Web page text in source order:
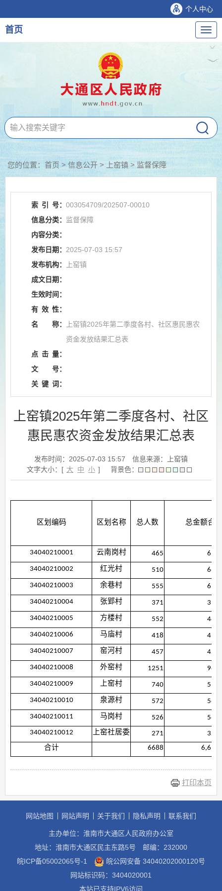
个人中心
导
航
首页
您的位置： 首页>信息公开> 上窑镇> 监督保障
索 引 号： 003054709/202507-00010
信息分类： 监督保障
内容分类：
发布日期： 2025-07-03 15:57
发布机构：
上窑镇
成文日期：
生效时间：
有 效 性：
名
称：
上窑镇2025年第二季度各村、社区惠民惠农
资金发放结果汇总表
点 击 量：
文
号：
关 键 词：
上窑镇2025年第二季度各村、社区
惠民惠农资金发放结果汇总表
发布时间：2025-07-03 15:57
信息来源：上窑镇
文字大小：[ 大 中 小 ] 背景色：
区划编码 区划名称 总人数 总金额合计
34040210001 云南岗村 465
34040210002 红光村 510
34040210003 余巷村 555
34040210004 张郢村 371
34040210005 方楼村 552
34040210006 马庙村 418
34040210007 窑河村 457
34040210008 外窑村 1251
34040210009 上窑村 740
34040210010 泉源村 572
34040210011 马岗村 526
34040210012
上窑社居委 271
合计
6688
打印本页
网站地图 网站声明 关于我们 隐私声明 联系我们
主办单位：淮南市大通区人民政府办公室
地址：淮南市大通区民主东路5号
邮编：232000
皖ICP备05002065号-1
皖公网安备 34040202000120号
网站标识码：3404020001
本站已支持IPV6访问